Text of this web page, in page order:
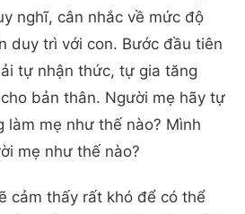
nghĩ, cân nhắc về mức độ
duy trì với con. Bước đầu tiên
tự nhận thức, tự gia tăng
bản thân. Người mẹ hãy tự
làm mẹ như thế nào? Mình
mẹ như thế nào?
cảm thấy rất khó để có thể